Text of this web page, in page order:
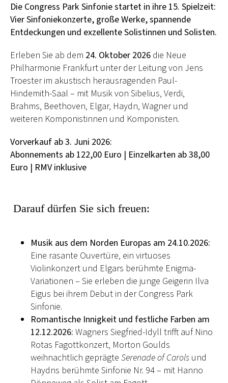
Die Congress Park Sinfonie startet in ihre 15. Spielzeit:
Vier Sinfoniekonzerte, große Werke, spannende
Entdeckungen und exzellente Solistinnen und Solisten.
Erleben Sie ab dem 24. Oktober 2026die Neue
Philharmonie Frankfurt unter der Leitung von Jens
Troester im akustisch herausragenden Paul-
Hindemith-Saal – mit Musik von Sibelius, Verdi,
Brahms, Beethoven, Elgar, Haydn, Wagner und
weiteren Komponistinnen und Komponisten.
Vorverkauf ab 3. Juni 2026:
Abonnements ab 122,00 Euro | Einzelkarten ab 38,00
Euro | RMV inklusive
Darauf dürfen Sie sich freuen:
Musik aus dem Norden Europas am 24.10.2026:
Eine rasante Ouvertüre, ein virtuoses
Violinkonzert und Elgars berühmte Enigma-
Variationen – Sie erleben die junge Geigerin Ilva
Eigus bei ihrem Debut in der Congress Park
Sinfonie.
Romantische Innigkeit und festliche Farben am
12.12.2026: Wagners Siegfried-Idyll trifft auf Nino
Rotas Fagottkonzert, Morton Goulds
weihnachtlich geprägte Serenade of Carolsund
Haydns berühmte Sinfonie Nr. 94 – mit Hanno